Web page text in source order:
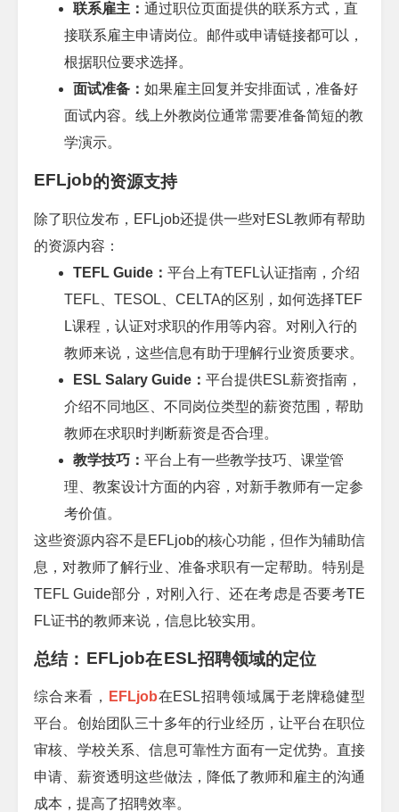
联系雇主： 通过职位页面提供的联系方式，直
接联系雇主申请岗位。邮件或申请链接都可以，
根据职位要求选择。
面试准备： 如果雇主回复并安排面试，准备好
面试内容。线上外教岗位通常需要准备简短的教
学演示。
EFLjob的资源支持
除了职位发布， EFLjob还提供一些对ESL教师有帮助
的资源内容：
TEFL Guide ： 平台上有TEFL认证指南，介绍
TEFL
TESOL CELTA的区别，如何选择TEF
L课程，认证对求职的作用等内容。对刚入行的
教师来说，这些信息有助于理解行业资质要求。
ESL Salary Guide ： 平台提供ESL薪资指南，
介绍不同地区、不同岗位类型的薪资范围，帮助
教师在求职时判断薪资是否合理。
教学技巧： 平台上有一些教学技巧、课堂管
理、教案设计方面的内容，对新手教师有一定参
考价值。
这些资源内容不是EFLjob的核心功能，但作为辅助信
息，对教师了解行业、准备求职有一定帮助。特别是
TEFL Guide部分，对刚入行、还在考虑是否要考TE
FL证书的教师来说，信息比较实用。
总结： EFLjob在ESL招聘领域的定位
综合来看， EFLjob在ESL招聘领域属于老牌稳健型
平台。创始团队三十多年的行业经历，让平台在职位
审核、学校关系、信息可靠性方面有一定优势。直接
申请、薪资透明这些做法，降低了教师和雇主的沟通
成本，提高了招聘效率。